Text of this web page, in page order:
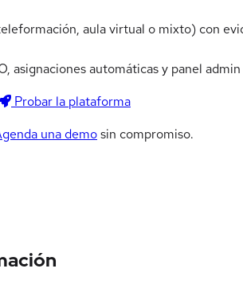
aula virtual o mixto) con
asignaciones automáticas y panel
Probar la plataforma
una demosin compromiso.